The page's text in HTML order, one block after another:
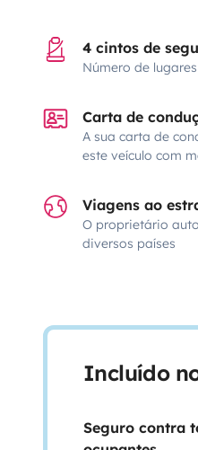
4 cintos de
Número de
Carta de
A sua carta de
este veículo com
Viagens ao
O proprietário
diversos países
Incluído
Seguro contra